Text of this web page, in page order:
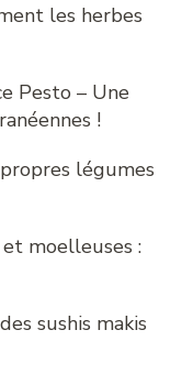
les herbes
Pesto – Une
!
légumes
moelleuses :
sushis makis